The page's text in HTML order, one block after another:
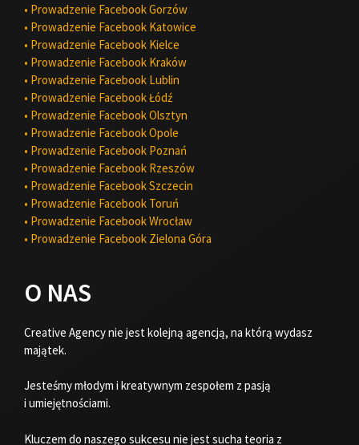
• Prowadzenie Facebook Gorzów
• Prowadzenie Facebook Katowice
• Prowadzenie Facebook Kielce
• Prowadzenie Facebook Kraków
• Prowadzenie Facebook Lublin
• Prowadzenie Facebook Łódź
• Prowadzenie Facebook Olsztyn
• Prowadzenie Facebook Opole
• Prowadzenie Facebook Poznań
• Prowadzenie Facebook Rzeszów
• Prowadzenie Facebook Szczecin
• Prowadzenie Facebook Toruń
• Prowadzenie Facebook Wrocław
• Prowadzenie Facebook Zielona Góra
O NAS
Creative Agency nie jest kolejną agencją, na którą wydasz
majątek.
Jesteśmy młodym i kreatywnym zespołem z pasją
i umiejętnościami.
Kluczem do naszego sukcesu nie jest sucha teoria z